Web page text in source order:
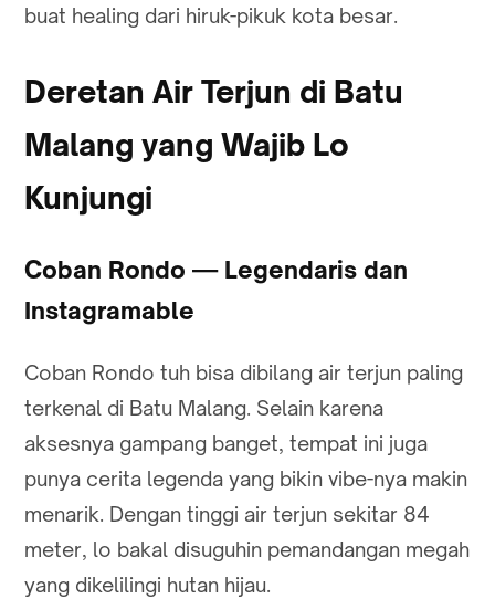
buat healing dari hiruk-pikuk kota besar.
Deretan Air Terjun di Batu
Malang yang Wajib Lo
Kunjungi
Coban Rondo — Legendaris dan
Instagramable
Coban Rondo tuh bisa dibilang air terjun paling
terkenal di Batu Malang. Selain karena
aksesnya gampang banget, tempat ini juga
punya cerita legenda yang bikin vibe-nya makin
menarik. Dengan tinggi air terjun sekitar 84
meter, lo bakal disuguhin pemandangan megah
yang dikelilingi hutan hijau.